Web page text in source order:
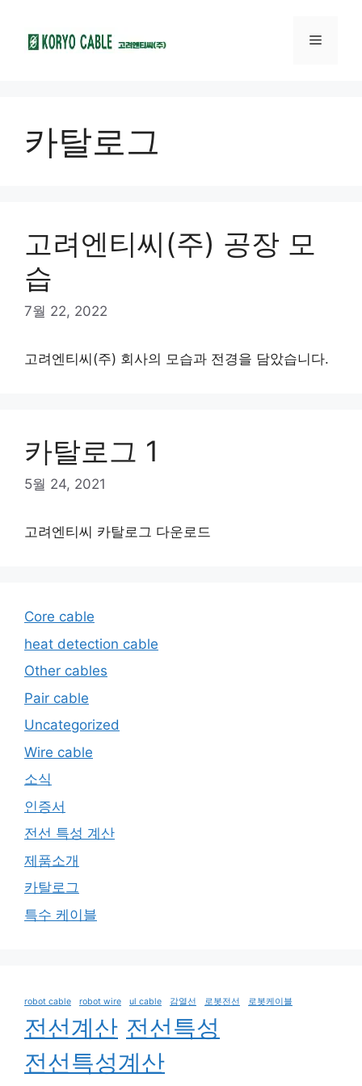
카탈로그
고려엔티씨(주) 공장 모
습
7월 22, 2022
고려엔티씨(주) 회사의 모습과 전경을 담았습니다.
카탈로그 1
5월 24, 2021
고려엔티씨 카탈로그 다운로드
Core cable
heat detection cable
Other cables
Pair cable
Uncategorized
Wire cable
소식
인증서
전선 특성 계산
제품소개
카탈로그
특수 케이블
robot cable robot wire ul cable 감열선 로봇전선 로봇케이블
전선계산 전선특성
전선특성계산